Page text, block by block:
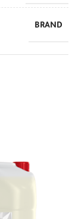
BRAND